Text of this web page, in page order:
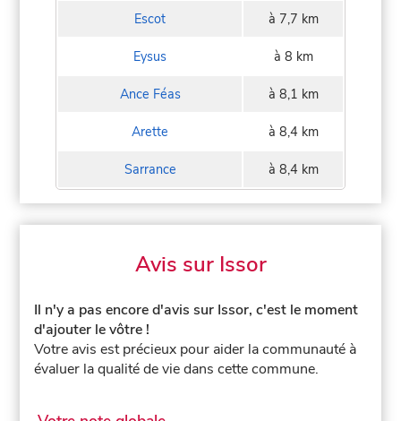
Escot à 7,7 km
Eysus à 8 km
Ance Féas à 8,1 km
Arette à 8,4 km
Sarrance à 8,4 km
Avis sur Issor
Il n'y a pas encore d'avis sur Issor, c'est le moment
d'ajouter le vôtre !
Votre avis est précieux pour aider la communauté à
évaluer la qualité de vie dans cette commune.